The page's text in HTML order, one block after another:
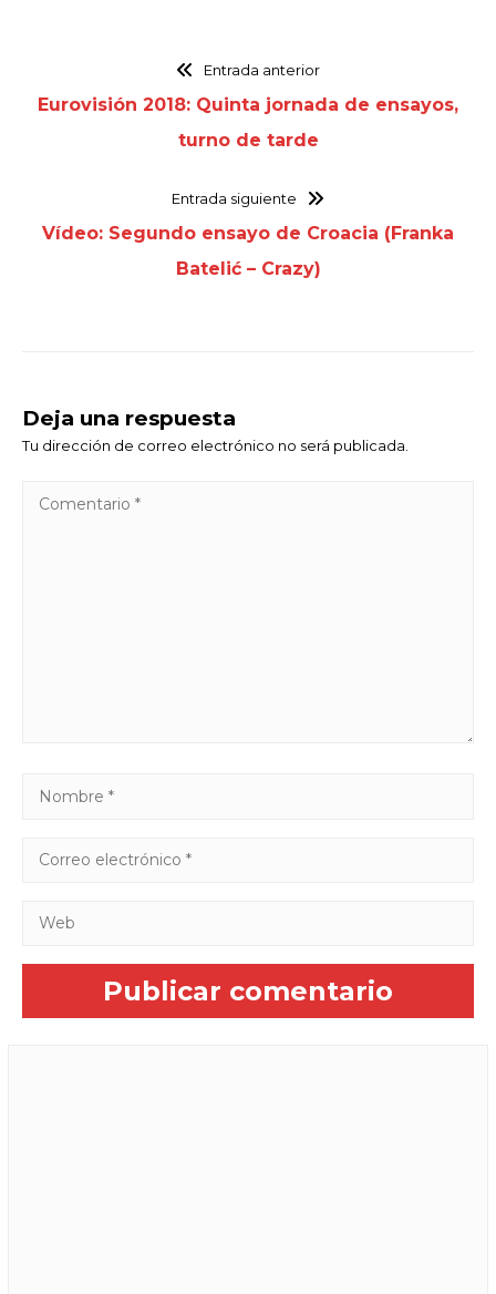
Entrada anterior
Eurovisión 2018: Quinta jornada de ensayos,
turno de tarde
Entrada siguiente
Vídeo: Segundo ensayo de Croacia (Franka
Batelić – Crazy)
Deja una respuesta
Tu dirección de correo electrónico no será publicada.